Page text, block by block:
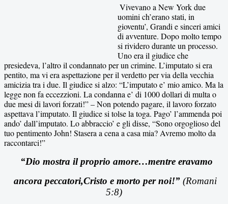
Vivevano a New York due
uomini ch’erano stati, in
gioventu’, Grandi e sinceri amici
di avventure. Dopo molto tempo
si rividero durante un processo.
Uno era il giudice che
presiedeva, l’altro il condannato per un crimine. L’imputato si era
pentito, ma vi era aspettazione per il verdetto per via della vecchia
amicizia tra i due. Il giudice si alzo: “L’imputato e’ mio amico. Ma la
legge non fa eccezzioni. La condanna e’ di 1000 dollari di multa o
due mesi di lavori forzati!” – Non potendo pagare, il lavoro forzato
aspettava l’imputato. Il giudice si tolse la toga. Pago’ l’ammenda poi
ando’ dall’imputato. Lo abbraccio’ e gli disse, “Sono orgoglioso del
tuo pentimento John! Stasera a cena a casa mia? Avremo molto da
raccontarci!”
“Dio mostra il proprio amore…mentre eravamo
ancora peccatori,Cristo e morto per noi!” (Romani
5:8)